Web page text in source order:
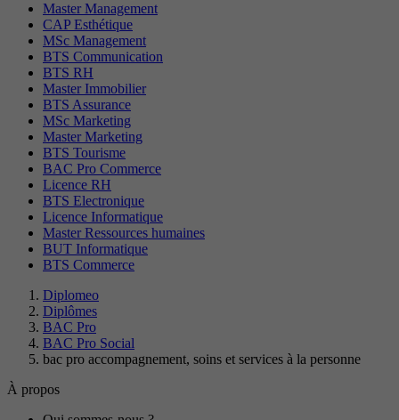
Master Management
CAP Esthétique
MSc Management
BTS Communication
BTS RH
Master Immobilier
BTS Assurance
MSc Marketing
Master Marketing
BTS Tourisme
BAC Pro Commerce
Licence RH
BTS Electronique
Licence Informatique
Master Ressources humaines
BUT Informatique
BTS Commerce
Diplomeo
Diplômes
BAC Pro
BAC Pro Social
bac pro accompagnement, soins et services à la personne
À propos